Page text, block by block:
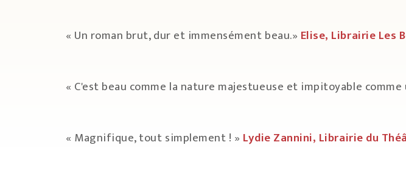
« Un roman brut, dur et immensément beau.» Elise, Librairie Les
« C'est beau comme la nature majestueuse et impitoyable comme
« Magnifique, tout simplement ! » Lydie Zannini, Librairie du